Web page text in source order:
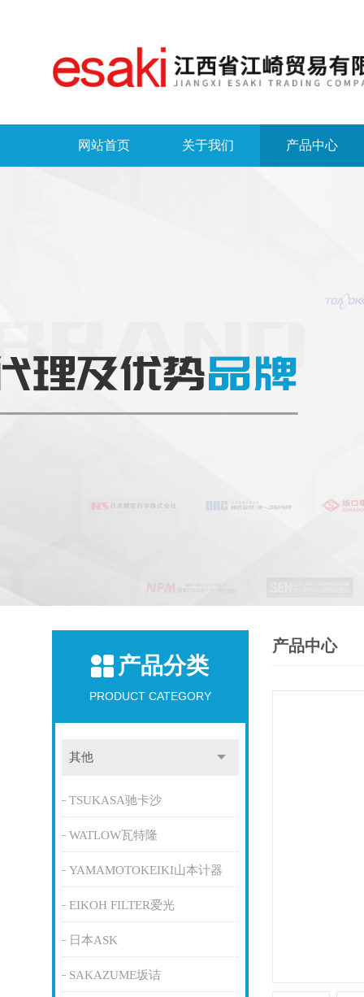
网站首页 关于我们 产品中心
产品分类
PRODUCT CATEGORY
其他
TSUKASA驰卡沙
WATLOW瓦特隆
YAMAMOTOKEIKI山本计器
EIKOH FILTER爱光
日本ASK
SAKAZUME坂诘
产品中心